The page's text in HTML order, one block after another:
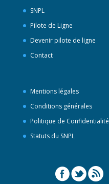
SNPL
Pilote de Ligne
Devenir pilote de ligne
Contact
Mentions légales
Conditions générales
Politique de Confidentialité
Statuts du SNPL